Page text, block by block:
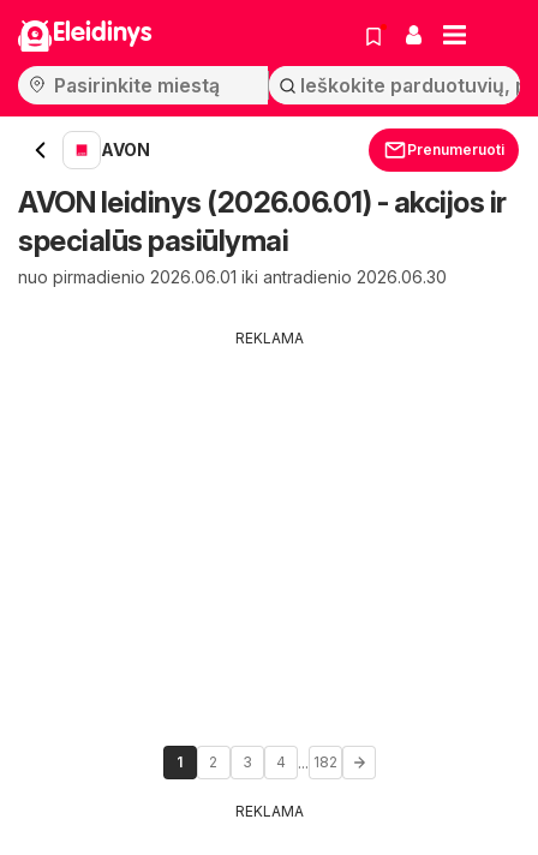
Eleidinys
AVON Prenumeruoti
AVON leidinys (2026.06.01) - akcijos ir
specialūs pasiūlymai
nuo pirmadienio 2026.06.01 iki antradienio 2026.06.30
REKLAMA
1 2 3 4 ... 182
REKLAMA